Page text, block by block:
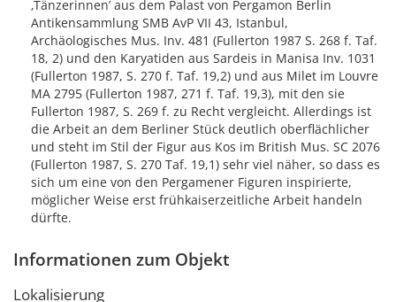
‚Tänzerinnen’ aus dem Palast von Pergamon Berlin
Antikensammlung SMB AvP VII 43, Istanbul,
Archäologisches Mus. Inv. 481 (Fullerton 1987 S. 268 f. Taf.
18, 2) und den Karyatiden aus Sardeis in Manisa Inv. 1031
(Fullerton 1987, S. 270 f. Taf. 19,2) und aus Milet im Louvre
MA 2795 (Fullerton 1987, 271 f. Taf. 19,3), mit den sie
Fullerton 1987, S. 269 f. zu Recht vergleicht. Allerdings ist
die Arbeit an dem Berliner Stück deutlich oberflächlicher
und steht im Stil der Figur aus Kos im British Mus. SC 2076
(Fullerton 1987, S. 270 Taf. 19,1) sehr viel näher, so dass es
sich um eine von den Pergamener Figuren inspirierte,
möglicher Weise erst frühkaiserzeitliche Arbeit handeln
dürfte.
Informationen zum Objekt
Lokalisierung